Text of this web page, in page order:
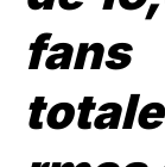
fans